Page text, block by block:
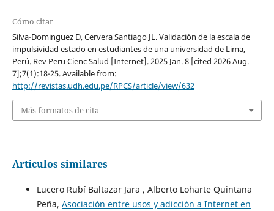
Cómo citar
Silva-Dominguez D, Cervera Santiago JL. Validación de la escala de
impulsividad estado en estudiantes de una universidad de Lima,
Perú. Rev Peru Cienc Salud [Internet]. 2025 Jan. 8 [cited 2026 Aug.
7];7(1):18-25. Available from:
http://revistas.udh.edu.pe/RPCS/article/view/632
Más formatos de cita
Artículos similares
Lucero Rubí Baltazar Jara , Alberto Loharte Quintana
Peña, Asociación entre usos y adicción a Internet en